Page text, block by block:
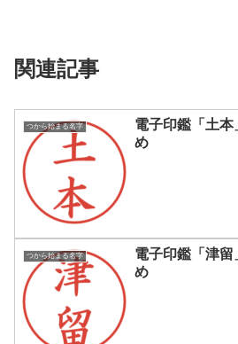
関連記事
つから始まる名字
電子印鑑「土本
め
つから始まる名字
電子印鑑「津留
め